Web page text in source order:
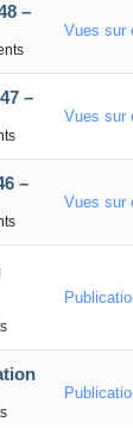
–
Vues sur
–
Vues sur
–
Vues sur